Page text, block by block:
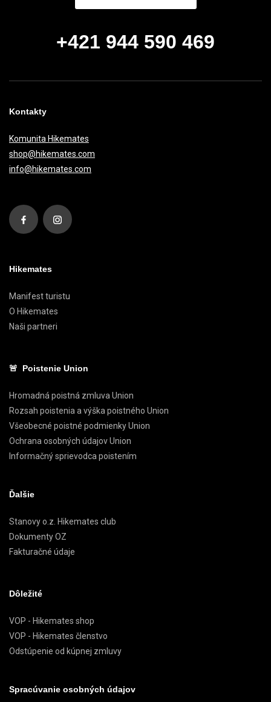
+421 944 590 469
Kontakty
Komunita Hikemates
shop@hikemates.com
info@hikemates.com
Hikemates
Manifest turistu
O Hikemates
Naši partneri
🚨 Poistenie Union
Hromadná poistná zmluva Union
Rozsah poistenia a výška poistného Union
Všeobecné poistné podmienky Union
Ochrana osobných údajov Union
Informačný sprievodca poistením
Ďalšie
Stanovy o.z. Hikemates club
Dokumenty OZ
Fakturačné údaje
Dôležité
VOP - Hikemates shop
VOP - Hikemates členstvo
Odstúpenie od kúpnej zmluvy
Spracúvanie osobných údajov